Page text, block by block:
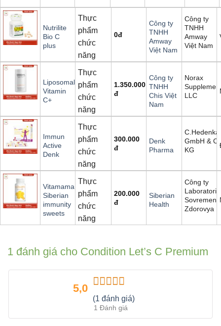
Nutrilite
Bio C
plus
Thực
phẩm
chức
năng
0đ
Công ty
TNHH
Amway
Việt Nam
Công ty
TNHH
Amway
Việt Nam
Liposomal
Vitamin
C+
Thực
phẩm
chức
năng
1.350.000
đ
Công ty
TNHH
Chis Việt
Nam
Norax
LLC
Immun
Active
Denk
Thực
phẩm
chức
năng
300.000
đ
Denk
Pharma
GmbH &
KG
Vitamama
Siberian
immunity
sweets
Thực
phẩm
chức
năng
200.000
đ
Siberian
Health
Công ty
Zdorovya
1 đánh giá cho Condition Let’s C Premium
5,0
Được xếp
hạng 5.00
sao
(1 đánh giá)
1 Đánh giá